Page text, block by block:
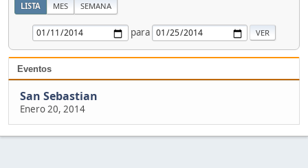
LISTA MES SEMANA
para
Eventos
San Sebastian
Enero 20, 2014